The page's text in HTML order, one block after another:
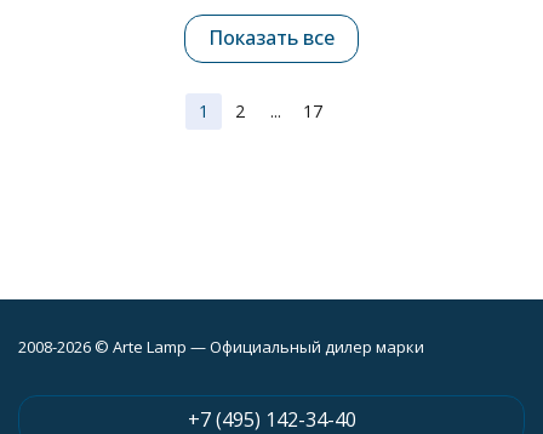
Показать все
1 2 ... 17
2008-2026 © Arte Lamp — Официальный дилер марки
+7 (495) 142-34-40